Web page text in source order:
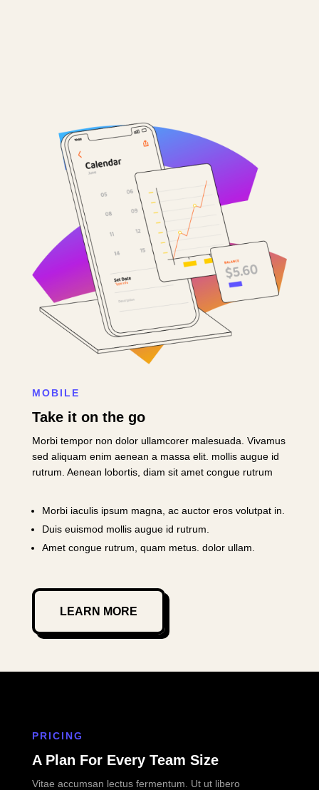
MOBILE
Take it on the go
Morbi tempor non dolor ullamcorer malesuada. Vivamus
sed aliquam enim aenean a massa elit. mollis augue id
rutrum. Aenean lobortis, diam sit amet congue rutrum
Morbi iaculis ipsum magna, ac auctor eros volutpat in.
Duis euismod mollis augue id rutrum.
Amet congue rutrum, quam metus. dolor ullam.
LEARN MORE
PRICING
A Plan For Every Team Size
Vitae accumsan lectus fermentum. Ut ut libero